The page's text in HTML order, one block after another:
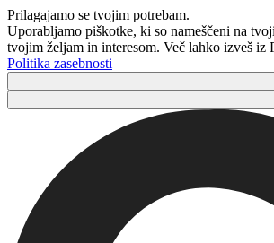
Prilagajamo se tvojim potrebam.
Uporabljamo piškotke, ki so nameščeni na
tvojim željam in interesom. Več lahko izveš iz
Politika zasebnosti